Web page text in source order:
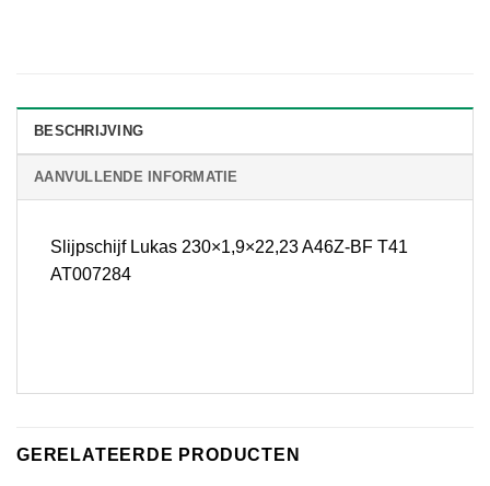
BESCHRIJVING
AANVULLENDE INFORMATIE
Slijpschijf Lukas 230×1,9×22,23 A46Z-BF T41
AT007284
GERELATEERDE PRODUCTEN